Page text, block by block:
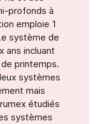
profonds à
emploie 1
système de
ans incluant
printemps.
systèmes
mais
étudiés
systèmes